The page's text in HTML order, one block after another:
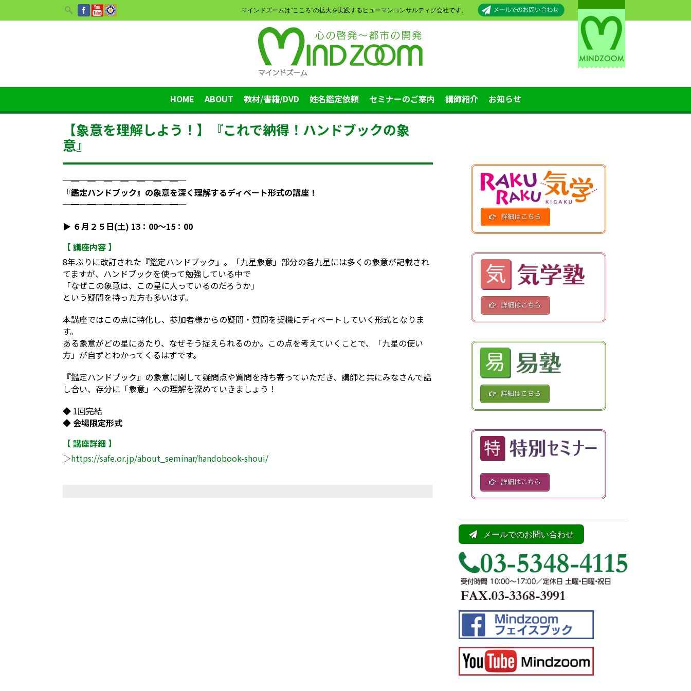
マインドズームは”こころ”の拡大を実践するヒューマンコンサルティグ会社です。
HOME ABOUT 教材/書籍/DVD 姓名鑑定依頼 セミナーのご案内 講師紹介 お知らせ
【象意を理解しよう！】『これで納得！ハンドブックの象
意』
─━─━─━─━─━─━─━─
『鑑定ハンドブック』の象意を深く理解するディベート形式の講座！
─━─━─━─━─━─━─━─
▶︎ ６月２５日(土) 13：00〜15：00
【 講座内容 】
8年ぶりに改訂された『鑑定ハンドブック』。「九星象意」部分の各九星には多くの象意が記載され
てますが、ハンドブックを使って勉強している中で
「なぜこの象意は、この星に入っているのだろうか」
という疑問を持った方も多いはず。
本講座ではこの点に特化し、参加者様からの疑問・質問を契機にディベートしていく形式となりま
す。
ある象意がどの星にあたり、なぜそう捉えられるのか。この点を考えていくことで、「九星の使い
方」が自ずとわかってくるはずです。
『鑑定ハンドブック』の象意に関して疑問点や質問を持ち寄っていただき、講師と共にみなさんで話
し合い、存分に「象意」への理解を深めていきましょう！
◆ 1回完結
◆ 会場限定形式
【 講座詳細 】
▷https://safe.or.jp/about_seminar/handobook-shoui/
メールでのお問い合わせ